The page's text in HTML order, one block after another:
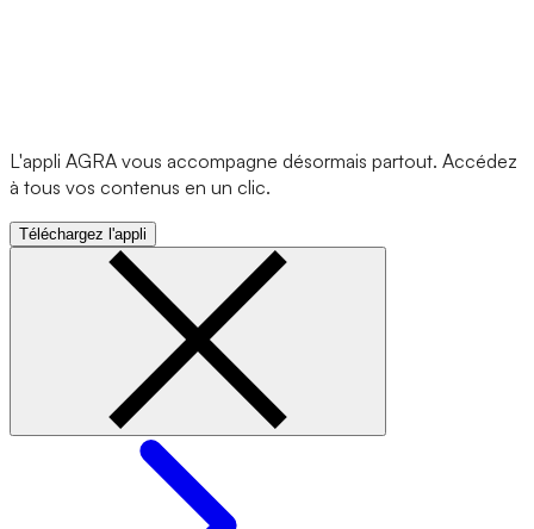
L'appli AGRA vous accompagne désormais partout. Accédez
à tous vos contenus en un clic.
Téléchargez l'appli